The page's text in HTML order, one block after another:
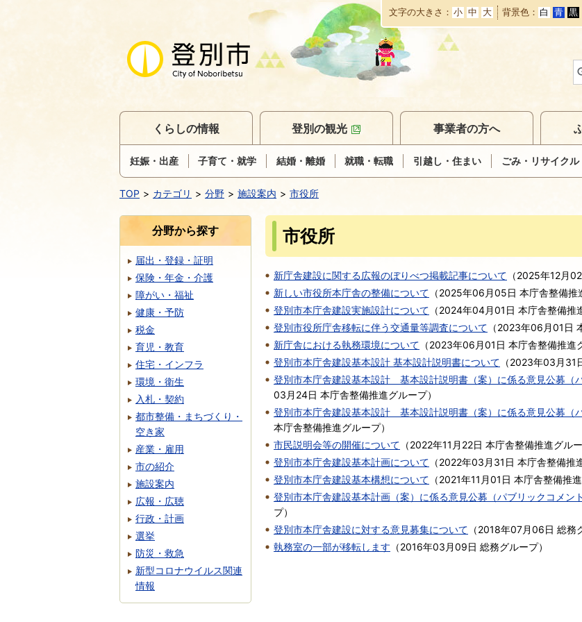
本
文
へ
移
動
文字の大きさ 小 中 大 背景色 白 青 黒
くらしの情報
妊娠・出産 子育て・就学 結婚・離婚 就職・転職 引越し・住まい ごみ・リサイクル
登別の観光 事業者の方へ
TOP カテゴリ 分野 施設案内 市役所
市役所
新庁舎建設に関する広報のぼりべつ掲載記事について （2025年12月
新しい市役所本庁舎の整備について （2025年06月05日 本庁舎整備推
登別市本庁舎建設実施設計について （2024年04月01日 本庁舎整備推
登別市役所庁舎移転に伴う交通量等調査について （2023年06月01日
新庁舎における執務環境について （2023年06月01日 本庁舎整備推進
登別市本庁舎建設基本設計 基本設計説明書について （2023年03月31
登別市本庁舎建設基本設計 基本設計説明書（案）に係る意見公募（
03月24日 本庁舎整備推進グループ）
登別市本庁舎建設基本設計 基本設計説明書（案）に係る意見公募（
本庁舎整備推進グループ）
市民説明会等の開催について （2022年11月22日 本庁舎整備推進グル
登別市本庁舎建設基本計画について （2022年03月31日 本庁舎整備推
登別市本庁舎建設基本構想について （2021年11月01日 本庁舎整備推
登別市本庁舎建設基本計画（案）に係る意見公募（パブリックコメン
プ）
登別市本庁舎建設に対する意見募集について （2018年07月06日 総務
執務室の一部が移転します （2016年03月09日 総務グループ）
分野から探す
届出・登録・証明
保険・年金・介護
障がい・福祉
健康・予防
税金
育児・教育
住宅・インフラ
環境・衛生
入札・契約
都市整備・まちづくり・
空き家
産業・雇用
市の紹介
施設案内
広報・広聴
行政・計画
選挙
防災・救急
新型コロナウイルス関連
情報